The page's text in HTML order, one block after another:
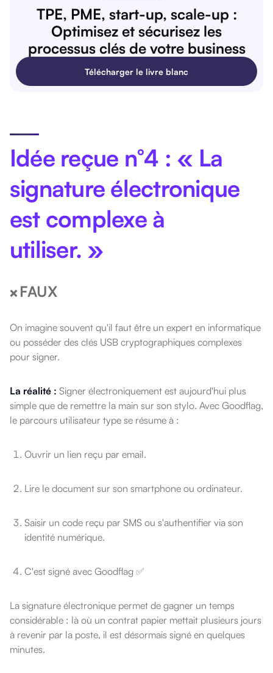
TPE, PME, start-up, scale-up :
Optimisez et sécurisez les
processus clés de votre business
Télécharger le livre blanc
Idée reçue n°4 : « La
signature électronique
est complexe à
utiliser. »
❌ FAUX
On imagine souvent qu'il faut être un expert en informatique
ou posséder des clés USB cryptographiques complexes
pour signer.
La réalité : Signer électroniquement est aujourd'hui plus
simple que de remettre la main sur son stylo. Avec Goodflag,
le parcours utilisateur type se résume à :
Ouvrir un lien reçu par email.
Lire le document sur son smartphone ou ordinateur.
Saisir un code reçu par SMS ou s'authentifier via son
identité numérique.
C'est signé avec Goodflag ✅
La signature électronique permet de gagner un temps
considérable : là où un contrat papier mettait plusieurs jours
à revenir par la poste, il est désormais signé en quelques
minutes.